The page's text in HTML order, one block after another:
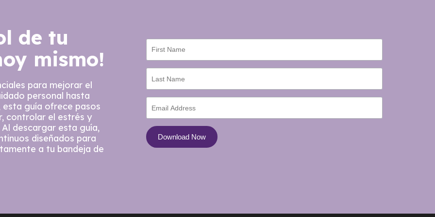
de tu
mismo!
para mejorar el
personal hasta
guía ofrece pasos
controlar el estrés y
descargar esta guía,
diseñados para
a tu bandeja de